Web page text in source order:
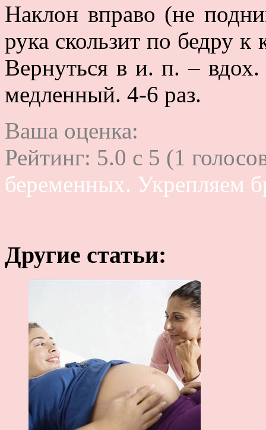
Наклон вправо (не
рука скользит по бедру к
Вернуться в и. п. –
медленный. 4-6 раз.
Ваша оценка:
Рейтинг: 5.0 c 5 (1
беременных. Укрепляем
Другие статьи: